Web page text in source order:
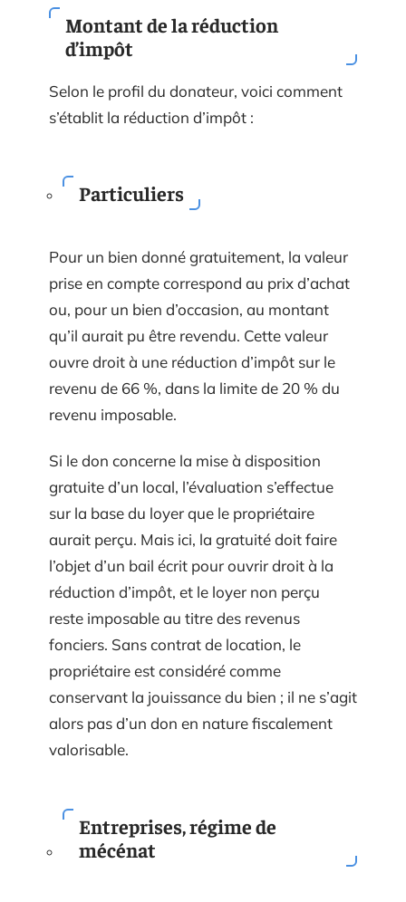
Montant de la réduction
d’impôt
Selon le profil du donateur, voici comment
s’établit la réduction d’impôt :
Particuliers
Pour un bien donné gratuitement, la valeur
prise en compte correspond au prix d’achat
ou, pour un bien d’occasion, au montant
qu’il aurait pu être revendu. Cette valeur
ouvre droit à une réduction d’impôt sur le
revenu de 66 %, dans la limite de 20 % du
revenu imposable.
Si le don concerne la mise à disposition
gratuite d’un local, l’évaluation s’effectue
sur la base du loyer que le propriétaire
aurait perçu. Mais ici, la gratuité doit faire
l’objet d’un bail écrit pour ouvrir droit à la
réduction d’impôt, et le loyer non perçu
reste imposable au titre des revenus
fonciers. Sans contrat de location, le
propriétaire est considéré comme
conservant la jouissance du bien ; il ne s’agit
alors pas d’un don en nature fiscalement
valorisable.
Entreprises, régime de
mécénat